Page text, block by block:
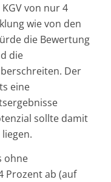
von nur 4
wie von den
die Bewertung
die
Der
eine
sollte damit
ohne
Prozent ab (auf